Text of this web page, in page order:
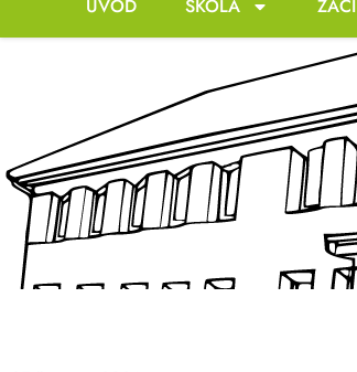
ÚVOD ŠKOLA ŽÁCI